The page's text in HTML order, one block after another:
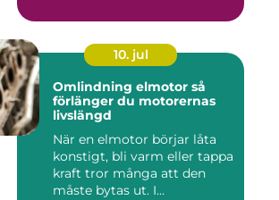
10. jul
Omlindning elmotor så
förlänger du motorernas
livslängd
När en elmotor börjar låta
konstigt, bli varm eller tappa
kraft tror många att den
måste bytas ut. I...